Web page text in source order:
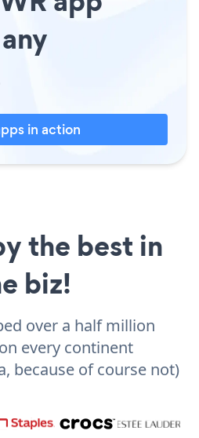
in action
the best in
biz!
over a half million
every continent
because of course not)